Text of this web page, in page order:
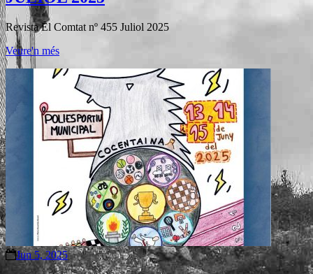
Revista El Comtat nº 455 Juliol 2025
Veure'n més
Jun 5, 2025